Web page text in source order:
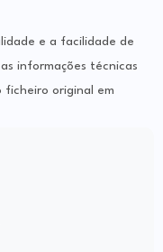
e a facilidade de
informações técnicas
ficheiro original em